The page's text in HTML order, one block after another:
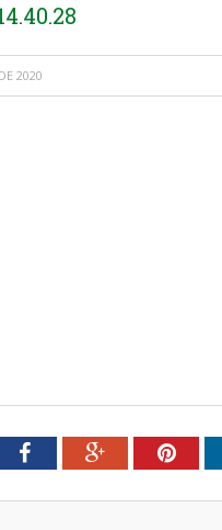
2020
FacebookGoogle+